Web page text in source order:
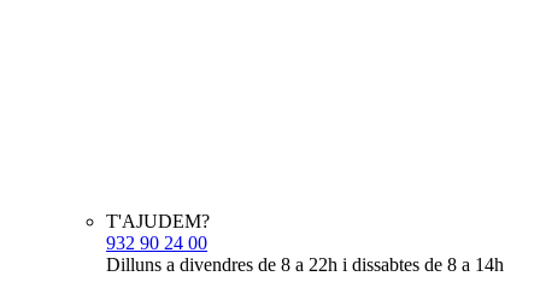
T'AJUDEM?
932 90 24 00
Dilluns a divendres de 8 a 22h i dissabtes de 8 a 14h